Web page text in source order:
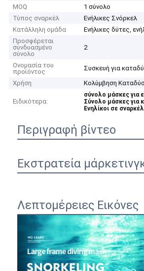
MOQ
1 σύνολο
Τύπος σναρκέλ
Ενήλικες Σνόρκελ
Κατάλληλη ομάδα
Ενήλικες δύτες,
Προσφέρεται
συνδυασμένο
σύνολο
2
Ονομασία του
προϊόντος
Συσκευή για
Χρήση
Κολύμβηση
Ειδικότερα:
σύνολο μάσκες για
Σύνολο μάσκες για
Ενηλίκοι σε
Περιγραφή βίντεο
Εκστρατεία
Λεπτομέρειες Εικόνες